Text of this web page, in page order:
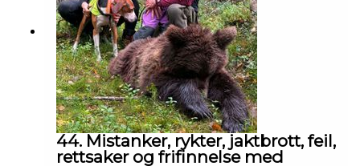
44. Mistanker, rykter, jaktbrott, feil,
rettsaker og frifinnelse med